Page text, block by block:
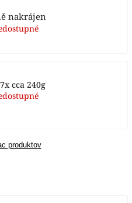
nakrájen
cca 240g
produktov